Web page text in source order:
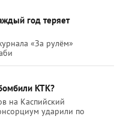
год теряет
«За рулём»
КТК?
на Каспийский
ударили по